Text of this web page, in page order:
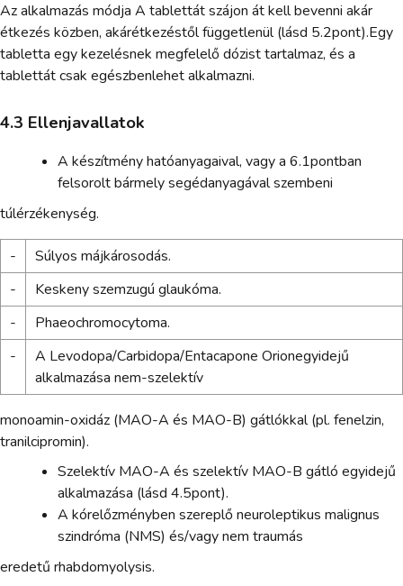
Az alkalmazás módja A tablettát szájon át kell bevenni akár
étkezés közben, akárétkezéstől függetlenül (lásd 5.2pont).Egy
tabletta egy kezelésnek megfelelő dózist tartalmaz, és a
tablettát csak egészbenlehet alkalmazni.
4.3 Ellenjavallatok
A készítmény hatóanyagaival, vagy a 6.1pontban
felsorolt bármely segédanyagával szembeni
túlérzékenység.
-
Súlyos májkárosodás.
-
Keskeny szemzugú glaukóma.
-
Phaeochromocytoma.
-
A Levodopa/Carbidopa/Entacapone Orionegyidejű
alkalmazása nem-szelektív
monoamin-oxidáz (MAO-A és MAO-B) gátlókkal (pl. fenelzin,
tranilcipromin).
Szelektív MAO-A és szelektív MAO-B gátló egyidejű
alkalmazása (lásd 4.5pont).
A kórelőzményben szereplő neuroleptikus malignus
szindróma (NMS) és/vagy nem traumás
eredetű rhabdomyolysis.